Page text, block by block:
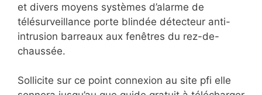
et divers moyens systèmes d’alarme de
télésurveillance porte blindée détecteur anti-
intrusion barreaux aux fenêtres du rez-de-
chaussée.
Sollicite sur ce point connexion au site pfi elle